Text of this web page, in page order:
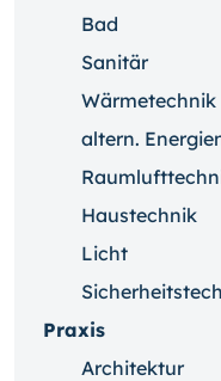
Bad
Sanitär
Wärmetechnik
altern.
Haustechnik
Licht
Praxis
Architektur